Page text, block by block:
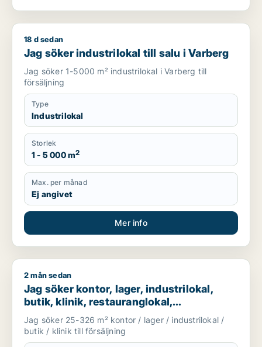
Jag söker industrilokal till salu i Varberg
18 d sedan
Jag söker industrilokal till salu i Varberg
Jag söker 1-5000 m² industrilokal i Varberg till
försäljning
Type
Industrilokal
Storlek
1 - 5 000 m2
Max. per månad
Ej angivet
Mer info
Jag söker kontor, lager, industrilokal, butik, klinik,
2 mån sedan
Jag söker kontor, lager, industrilokal,
butik, klinik, restauranglokal,
fastighetsmark, bostadsfastighet, hotell
eller garage till salu i Falkenberg, Varberg
eller Kungsbacka m.fl.
Jag söker 25-326 m² kontor / lager / industrilokal /
butik / klinik till försäljning